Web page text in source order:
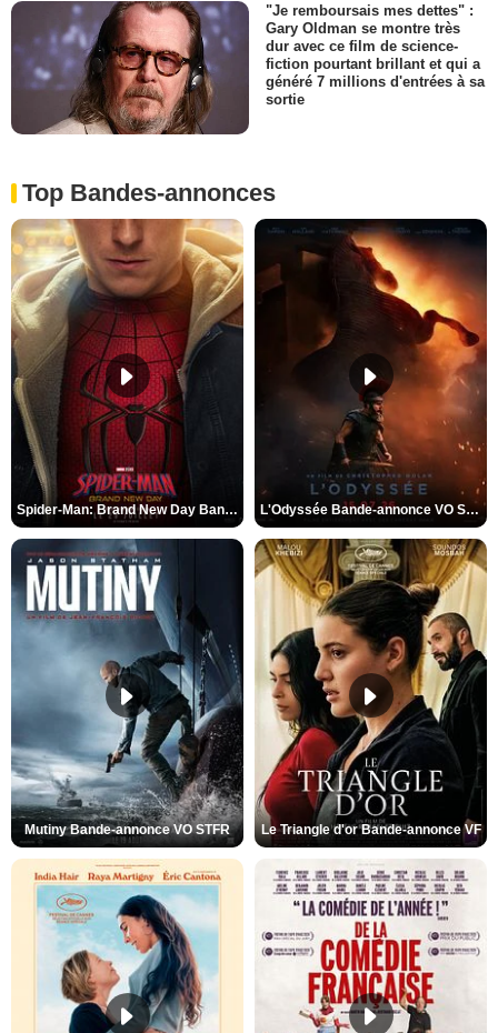
"Je remboursais mes dettes" :
Gary Oldman se montre très
dur avec ce film de science-
fiction pourtant brillant et qui a
généré 7 millions d'entrées à sa
sortie
Top Bandes-annonces
Spider-Man: Brand New Day Bande-annonce VO STFR L'Odyssée Bande-annonce VO STFR
Mutiny Bande-annonce VO STFR Le Triangle d'or Bande-annonce VF